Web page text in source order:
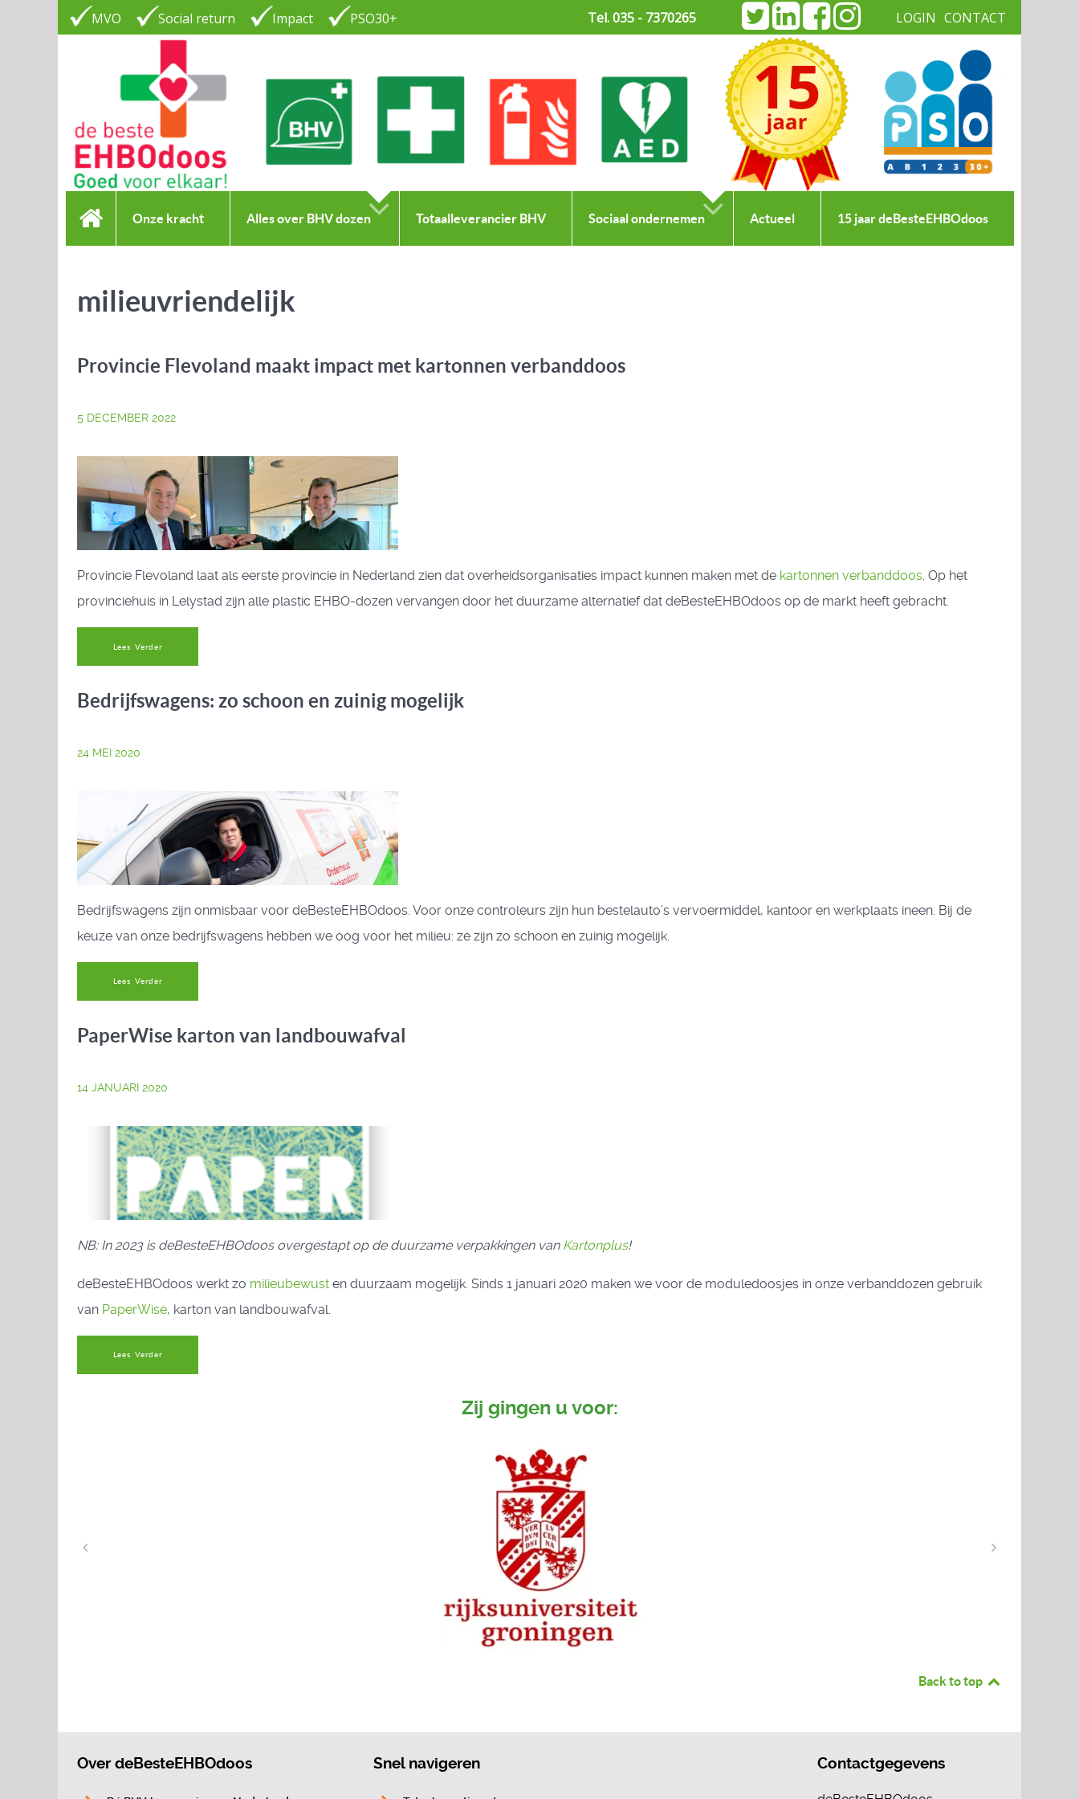
MVO Social return Impact PSO30+ Tel. 035 - 7370265 LOGIN CONTACT
Onze kracht Alles over BHV dozen Totaalleverancier BHV Sociaal ondernemen Actueel 15 jaar deBesteEHBOdoos
milieuvriendelijk
Provincie Flevoland maakt impact met kartonnen verbanddoos
5 DECEMBER 2022
Provincie Flevoland laat als eerste provincie in Nederland zien dat overheidsorganisaties impact kunnen maken met de kartonnen verbanddoos. Op het
provinciehuis in Lelystad zijn alle plastic EHBO-dozen vervangen door het duurzame alternatief dat deBesteEHBOdoos op de markt heeft gebracht.
Lees Verder
Bedrijfswagens: zo schoon en zuinig mogelijk
24 MEI 2020
Bedrijfswagens zijn onmisbaar voor deBesteEHBOdoos. Voor onze controleurs zijn hun bestelauto’s vervoermiddel, kantoor en werkplaats ineen. Bij de
keuze van onze bedrijfswagens hebben we oog voor het milieu: ze zijn zo schoon en zuinig mogelijk.
Lees Verder
PaperWise karton van landbouwafval
14 JANUARI 2020
NB: In 2023 is deBesteEHBOdoos overgestapt op de duurzame verpakkingen van Kartonplus!
deBesteEHBOdoos werkt zo milieubewust en duurzaam mogelijk. Sinds 1 januari 2020 maken we voor de moduledoosjes in onze verbanddozen gebruik
van PaperWise, karton van landbouwafval.
Lees Verder
Zij gingen u voor:
Back to top
Over deBesteEHBOdoos Snel navigeren Contactgegevens